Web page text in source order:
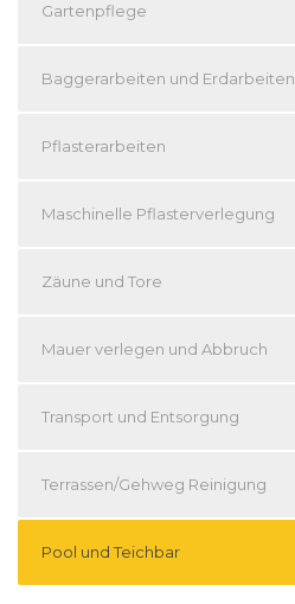
Gartenpflege
Baggerarbeiten und Erdarbeiten
Pflasterarbeiten
Maschinelle Pflasterverlegung
Zäune und Tore
Mauer verlegen und Abbruch
Transport und Entsorgung
Terrassen/Gehweg Reinigung
Pool und Teichbar